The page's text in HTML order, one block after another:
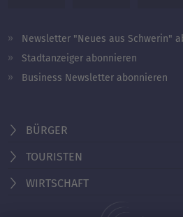
Newsletter "Neues aus Schwerin"
Stadtanzeiger abonnieren
Business Newsletter abonnieren
BÜRGER
TOURISTEN
WIRTSCHAFT